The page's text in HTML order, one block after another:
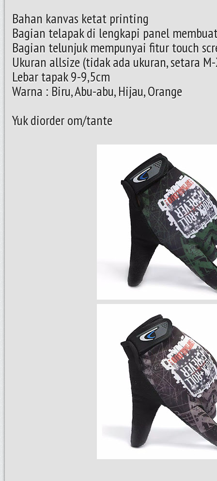
Bahan kanvas ketat printing
Bagian telapak di lengkapi panel
Bagian telunjuk mempunyai fitur touch
Ukuran allsize (tidak ada ukuran, setara
Lebar tapak 9-9,5cm
Warna : Biru, Abu-abu, Hijau, Orange
Yuk diorder om/tante